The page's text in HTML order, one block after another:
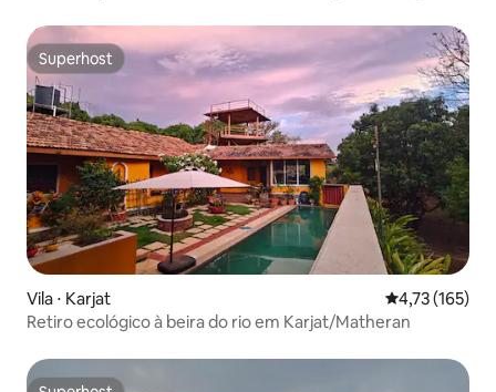
Superhost
Superhost
Vila ⋅ Karjat 4,73 de uma
4,73 (165)
Retiro ecológico à beira do rio em Karjat/Matheran